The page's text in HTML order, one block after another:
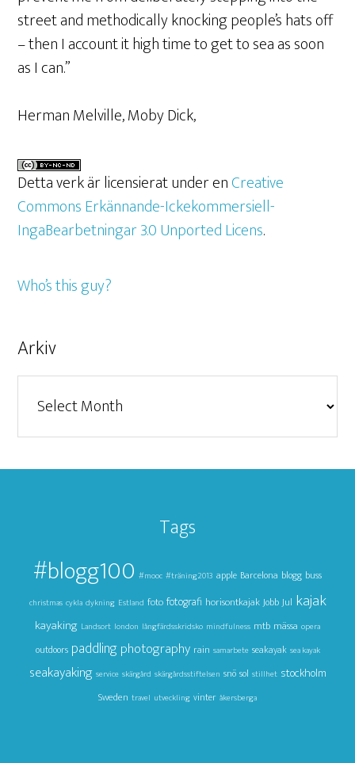
street and methodically knocking people’s hats off
– then I account it high time to get to sea as soon
as I can.”
Herman Melville, Moby Dick,
Detta verk är licensierat under enCreative
Commons Erkännande-Ickekommersiell-
IngaBearbetningar 3.0 Unported Licens.
Who’s this guy?
Arkiv
Tags
#blogg100 #mooc #träning2013 apple Barcelona blogg buss
christmas cykla dykning Estland foto fotografi horisontkajak Jobb Jul kajak
kayaking Landsort london långfärdsskridsko mindfulness mtb mässa opera
outdoors paddlingphotography rain samarbete seakayak sea kayak
seakayaking service skärgård skärgårdsstiftelsen snö sol stillhet stockholm
Sweden travel utveckling vinter åkersberga